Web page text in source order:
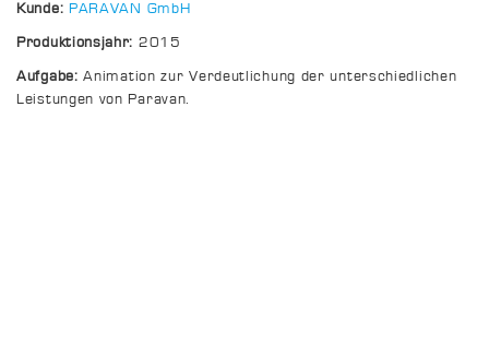
Kunde: PARAVAN GmbH
Produktionsjahr: 2015
Aufgabe: Animation zur Verdeutlichung der unterschiedlichen
Leistungen von Paravan.